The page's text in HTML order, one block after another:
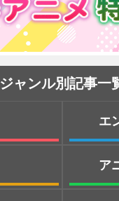
ジャンル別記事一
エ
ア